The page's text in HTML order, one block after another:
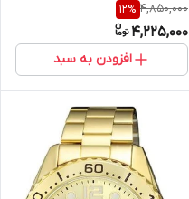
4,850,000
12%
4,225,000
افزودن به سبد